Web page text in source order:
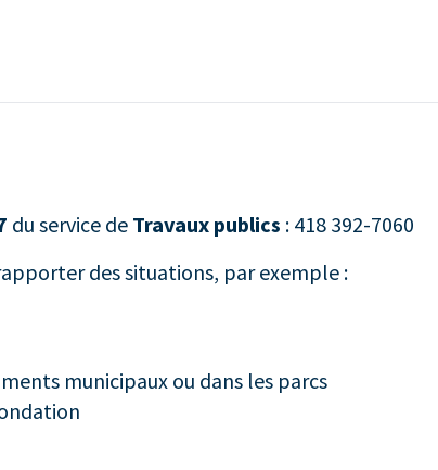
du service de Travaux publics : 418 392-7060
des situations, par exemple :
municipaux ou dans les parcs